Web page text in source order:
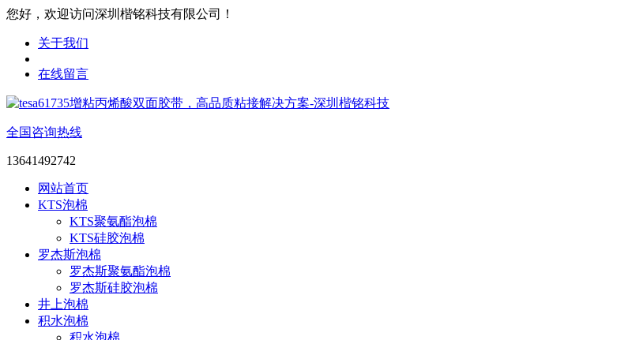
您好，欢迎访问深圳楷铭科技有限公司！
关于我们
在线留言
全国咨询热线
13641492742
网站首页
KTS泡棉
KTS聚氨酯泡棉
KTS硅胶泡棉
罗杰斯泡棉
罗杰斯聚氨酯泡棉
罗杰斯硅胶泡棉
井上泡棉
积水泡棉
积水泡棉